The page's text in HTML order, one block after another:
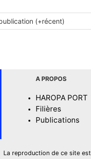
A PROPOS
HAROPA PORT
Filières
Publications
La reproduction de ce site